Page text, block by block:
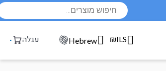
עגלה Hebrew ₪ILS